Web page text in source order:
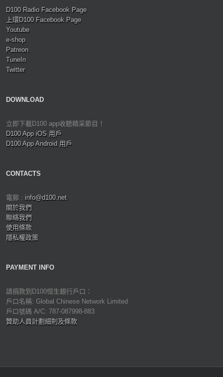
D100 Radio Facebook Page
上環D100 Facebook Page
Youtube
e-shop
Patreon
TuneIn
Twitter
DOWNLOAD
立即下載D100 app收聽精采節目！
D100 App iOS 用戶
D100 App Android 用戶
CONTACTS
電郵 : info@d100.net
關於我們
聯絡我們
使用條款
隱私權政策
PAYMENT INFO
請捐款到D100恒生銀行戶口：
戶口名稱: Global Chinese Network Limited
戶口號碼 A/C: 787-087998-883
贊助人員計劃細則及條款